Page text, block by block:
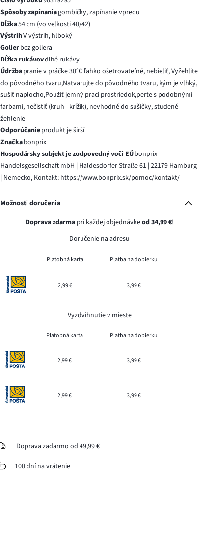
Spôsoby zapínaniagombičky, zapínanie vpredu
Dĺžka54 cm (vo veľkosti 40/42)
VýstrihV-výstrih, hlboký
Golierbez goliera
Dĺžka rukávovdlhé rukávy
Údržbapranie v práčke 30°C ľahko ošetrovateľné, nebieliť, Vyžehlite
do pôvodného tvaru,Natvarujte do pôvodného tvaru, kým je vlhký,
sušiť naplocho,Použiť jemný prací prostriedok,perte s podobnými
farbami, nečistiť (kruh - krížik), nevhodné do sušičky, studené
žehlenie
Odporúčanieprodukt je širší
Značkabonprix
Hospodársky subjekt je zodpovedný voči EÚbonprix
Handelsgesellschaft mbH | Haldesdorfer Straße 61 | 22179 Hamburg
| Nemecko, Kontakt: https://www.bonprix.sk/pomoc/kontakt/
Možnosti doručenia
Doprava zdarmapri každej objednávkeod 34,99 €!
Doručenie na adresu
Platobná karta Platba na dobierku
2,99 € 3,99 €
Vyzdvihnutie v mieste
Platobná karta Platba na dobierku
2,99 € 3,99 €
2,99 € 3,99 €
Doprava zadarmo od 49,99 €
100 dní na vrátenie